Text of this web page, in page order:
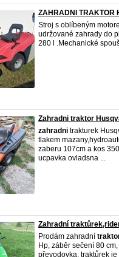
ZAHRADNI TRAKTOR
Stroj s oblíbeným
udržované zahrady do
280 l .Mechanické
Zahradni traktor
zahradni trakturek
tlakem
zaberu 107cm a kos
ucpavka ovladsna ...
Zahradní
Prodám zahradní
Hp, záběr sečení 80
převodovka, traktůrek